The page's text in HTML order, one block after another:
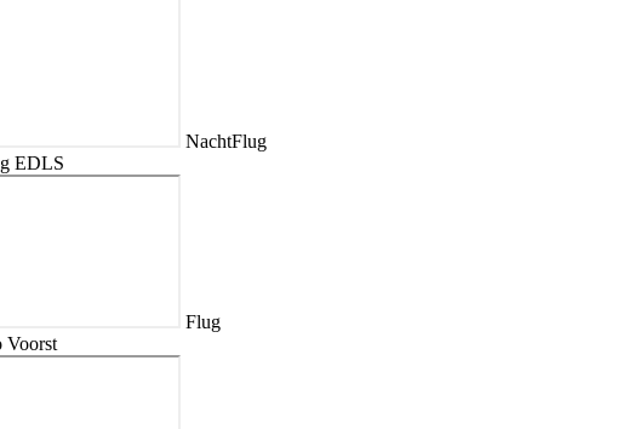
NachtFlug
EDLS
Flug
Voorst